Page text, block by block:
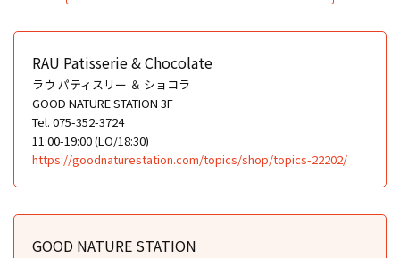
RAU Patisserie & Chocolate
ラウ パティスリー ＆ ショコラ
GOOD NATURE STATION 3F
Tel. 075-352-3724
11:00-19:00 (LO/18:30)
https://goodnaturestation.com/topics/shop/topics-22202/
GOOD NATURE STATION